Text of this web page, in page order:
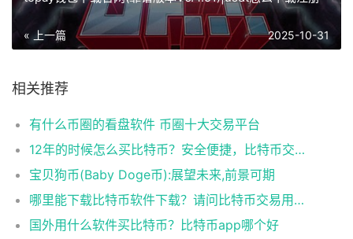
« 上一篇 2025-10-31
相关推荐
有什么币圈的看盘软件 币圈十大交易平台
12年的时候怎么买比特币？安全便捷，比特币交易首选
宝贝狗币(Baby Doge币):展望未来,前景可期
哪里能下载比特币软件下载？请问比特币交易用什么软件
国外用什么软件买比特币？比特币app哪个好